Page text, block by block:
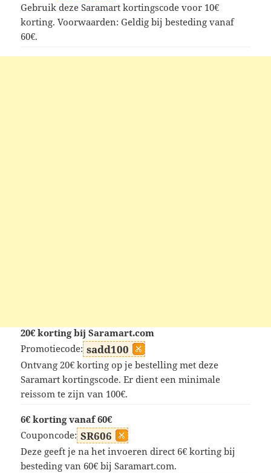
Gebruik deze Saramart kortingscode voor 10€
korting. Voorwaarden: Geldig bij besteding vanaf
60€.
20€ korting bij Saramart.com
Promotiecode: sadd100
Ontvang 20€ korting op je bestelling met deze
Saramart kortingscode. Er dient een minimale
reissom te zijn van 100€.
6€ korting vanaf 60€
Couponcode: SR606
Deze geeft je na het invoeren direct 6€ korting bij
besteding van 60€ bij Saramart.com.